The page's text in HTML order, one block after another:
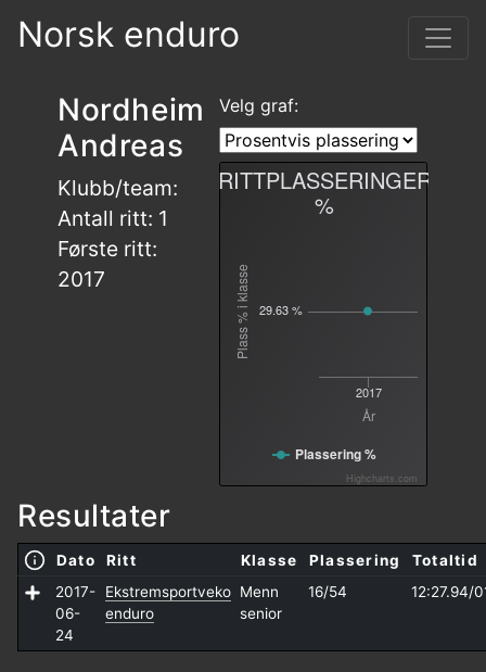
Norsk enduro
Nordheim
Andreas
Klubb/team:
Antall ritt: 1
Første ritt:
2017
Velg graf:
År
Plass % i klasse
RITTPLASSERINGER
%
2017
29.63 %
Plassering %
Highcharts.com
Resultater
Dato Ritt Klasse Plassering
Totaltid
2017-
06-
24
Ekstremsportveko
enduro
Menn
senior
16/54 12:27.94/